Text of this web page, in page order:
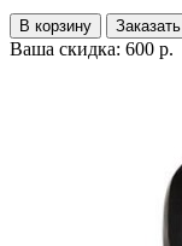
В корзину Заказать
Ваша скидка: 600 р.